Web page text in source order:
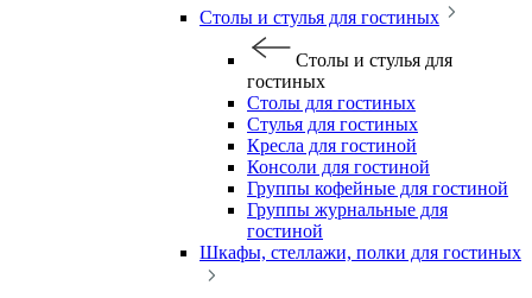
Столы и стулья для гостиных
Столы и стулья для
гостиных
Столы для гостиных
Стулья для гостиных
Кресла для гостиной
Консоли для гостиной
Группы кофейные для гостиной
Группы журнальные для
гостиной
Шкафы, стеллажи, полки для гостиных